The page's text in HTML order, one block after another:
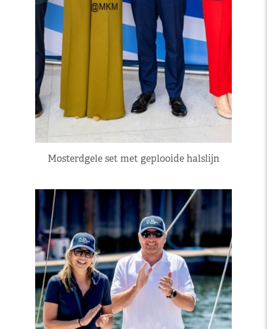
Mosterdgele set met geplooide halslijn